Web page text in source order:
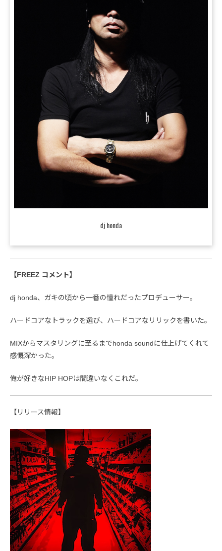
dj honda
【FREEZ コメント】
dj honda、ガキの頃から一番の憧れだったプロデューサー。
ハードコアなトラックを選び、ハードコアなリリックを書いた。
MIXからマスタリングに至るまでhonda soundに仕上げてくれて
感慨深かった。
俺が好きなHIP HOPは間違いなくこれだ。
【リリース情報】